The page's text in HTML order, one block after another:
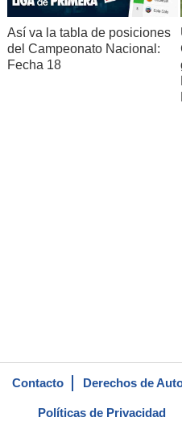
Así va la tabla de posiciones
del Campeonato Nacional:
Fecha 18
Contacto Derechos de
Políticas de Privacidad